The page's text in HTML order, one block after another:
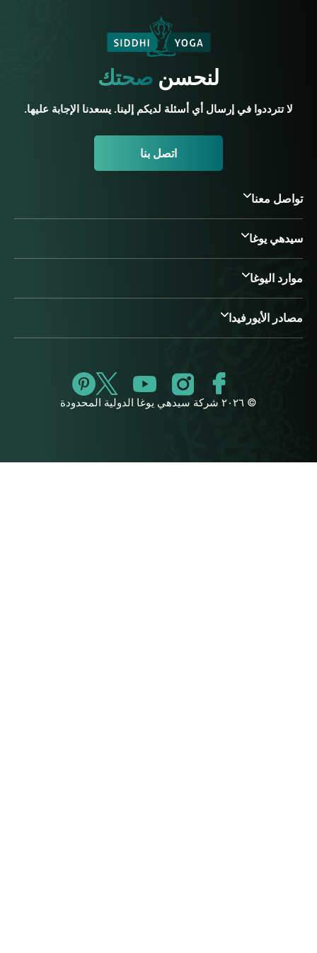
لنحسنصحتك
لا تترددوا في إرسال أي أسئلة لديكم إلينا. يسعدنا الإجابة عليها.
اتصل بنا
تواصل معنا
سيدهي يوغا
موارد اليوغا
مصادر الأيورفيدا
© ٢٠٢٦ شركة سيدهي يوغا الدولية المحدودة